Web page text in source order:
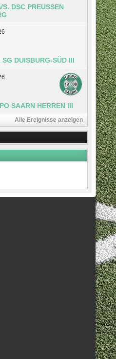
DSC PREUSSEN D
DUISBURG-SÜD III
SAARN HERREN III
Alle Ereignisse anzeigen